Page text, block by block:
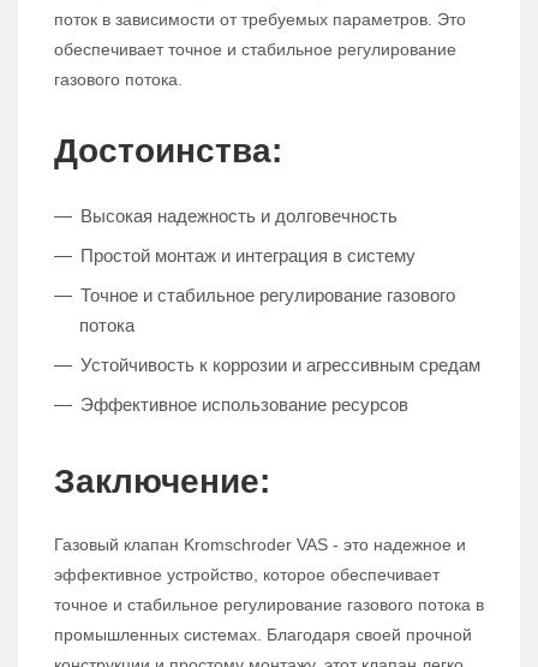
поток в зависимости от требуемых параметров. Это
обеспечивает точное и стабильное регулирование
газового потока.
Достоинства:
Высокая надежность и долговечность
Простой монтаж и интеграция в систему
Точное и стабильное регулирование газового
потока
Устойчивость к коррозии и агрессивным средам
Эффективное использование ресурсов
Заключение:
Газовый клапан Kromschroder VAS - это надежное и
эффективное устройство, которое обеспечивает
точное и стабильное регулирование газового потока в
промышленных системах. Благодаря своей прочной